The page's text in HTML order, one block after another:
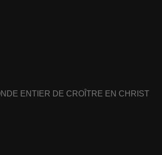
ENTIER DE CROÎTRE EN CHRIST